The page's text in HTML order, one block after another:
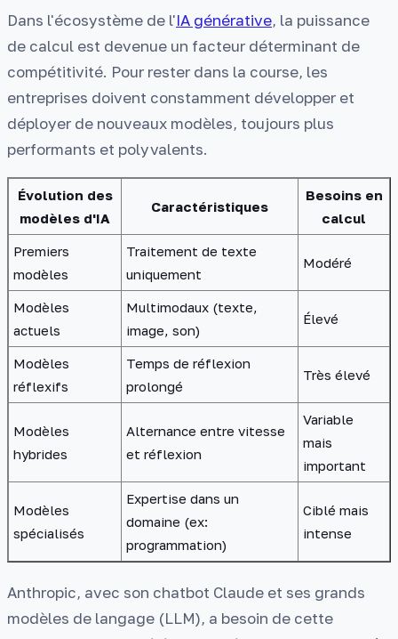
Dans l'écosystème de l'IA générative, la puissance
de calcul est devenue un facteur déterminant de
compétitivité. Pour rester dans la course, les
entreprises doivent constamment développer et
déployer de nouveaux modèles, toujours plus
performants et polyvalents.
Évolution des
modèles d'IA
Caractéristiques
Besoins en
calcul
Premiers
modèles
Traitement de texte
uniquement
Modéré
Modèles
actuels
Multimodaux (texte,
image, son)
Élevé
Modèles
réflexifs
Temps de réflexion
prolongé
Très élevé
Modèles
hybrides
Alternance entre vitesse
et réflexion
Variable
mais
important
Modèles
spécialisés
Expertise dans un
domaine (ex:
programmation)
Ciblé mais
intense
Anthropic, avec son chatbot Claude et ses grands
modèles de langage (LLM), a besoin de cette